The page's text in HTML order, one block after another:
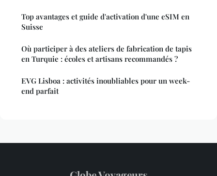
Top avantages et guide d'activation d'une eSIM en
Suisse
Où participer à des ateliers de fabrication de tapis
en Turquie : écoles et artisans recommandés ?
EVG Lisboa : activités inoubliables pour un week-
end parfait